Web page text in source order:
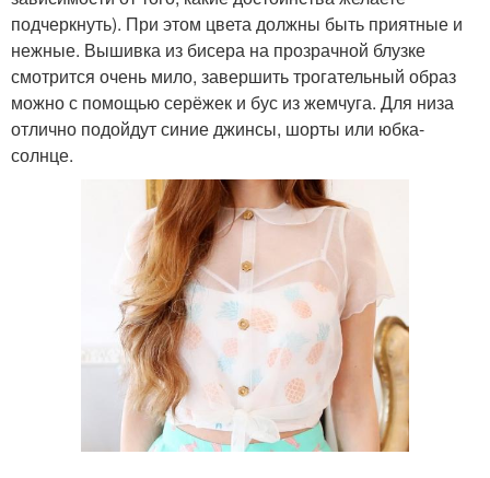
подчеркнуть). При этом цвета должны быть приятные и
нежные. Вышивка из бисера на прозрачной блузке
смотрится очень мило, завершить трогательный образ
можно с помощью серёжек и бус из жемчуга. Для низа
отлично подойдут синие джинсы, шорты или юбка-
солнце.